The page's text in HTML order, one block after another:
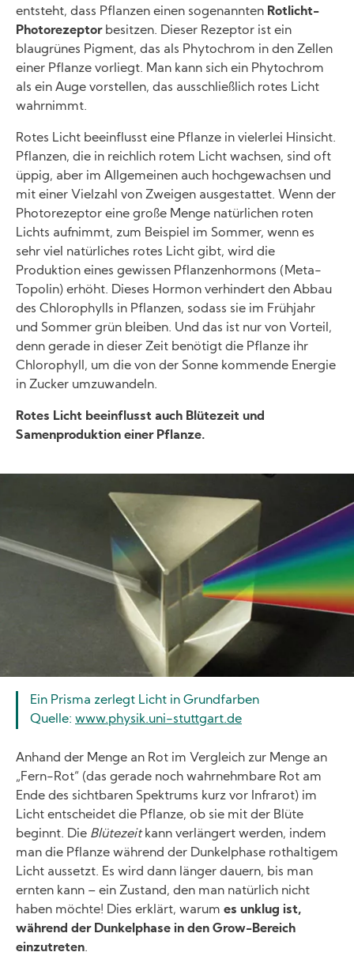
entsteht, dass Pflanzen einen sogenannten Rotlicht-
Photorezeptorbesitzen. Dieser Rezeptor ist ein
blaugrünes Pigment, das als Phytochrom in den Zellen
einer Pflanze vorliegt. Man kann sich ein Phytochrom
als ein Auge vorstellen, das ausschließlich rotes Licht
wahrnimmt.
Rotes Licht beeinflusst eine Pflanze in vielerlei Hinsicht.
Pflanzen, die in reichlich rotem Licht wachsen, sind oft
üppig, aber im Allgemeinen auch hochgewachsen und
mit einer Vielzahl von Zweigen ausgestattet. Wenn der
Photorezeptor eine große Menge natürlichen roten
Lichts aufnimmt, zum Beispiel im Sommer, wenn es
sehr viel natürliches rotes Licht gibt, wird die
Produktion eines gewissen Pflanzenhormons (Meta-
Topolin) erhöht. Dieses Hormon verhindert den Abbau
des Chlorophylls in Pflanzen, sodass sie im Frühjahr
und Sommer grün bleiben. Und das ist nur von Vorteil,
denn gerade in dieser Zeit benötigt die Pflanze ihr
Chlorophyll, um die von der Sonne kommende Energie
in Zucker umzuwandeln.
Rotes Licht beeinflusst auch Blütezeit und
Samenproduktion einer Pflanze.
Ein Prisma zerlegt Licht in Grundfarben
Quelle: www.physik.uni-stuttgart.de
Anhand der Menge an Rot im Vergleich zur Menge an
„Fern-Rot“ (das gerade noch wahrnehmbare Rot am
Ende des sichtbaren Spektrums kurz vor Infrarot) im
Licht entscheidet die Pflanze, ob sie mit der Blüte
beginnt. Die Blütezeitkann verlängert werden, indem
man die Pflanze während der Dunkelphase rothaltigem
Licht aussetzt. Es wird dann länger dauern, bis man
ernten kann – ein Zustand, den man natürlich nicht
haben möchte! Dies erklärt, warum es unklug ist,
während der Dunkelphase in den Grow-Bereich
einzutreten.